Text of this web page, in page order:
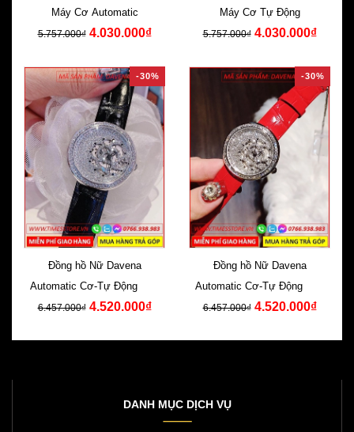
Máy Cơ Automatic
5.757.000₫ 4.030.000₫
Máy Cơ Tự Động
5.757.000₫ 4.030.000₫
-30%
Đồng hồ Nữ Davena
Automatic Cơ-Tự Động Dây
Da Đen Swarovski
6.457.000₫ 4.520.000₫
-30%
Đồng hồ Nữ Davena
Automatic Cơ-Tự Động Dây
Da Đỏ Swarovski
6.457.000₫ 4.520.000₫
DANH MỤC DỊCH VỤ